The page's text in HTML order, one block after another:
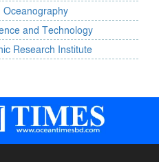
Oceanography
and Technology
Research Institute